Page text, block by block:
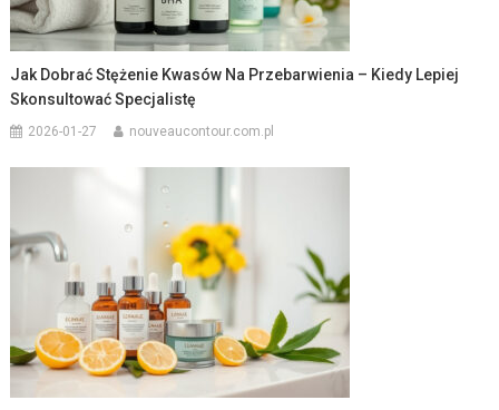
Jak Dobrać Stężenie Kwasów Na Przebarwienia – Kiedy Lepiej
Skonsultować Specjalistę
2026-01-27 nouveaucontour.com.pl